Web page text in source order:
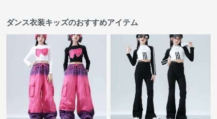
ダンス衣装キッズのおすすめアイテム